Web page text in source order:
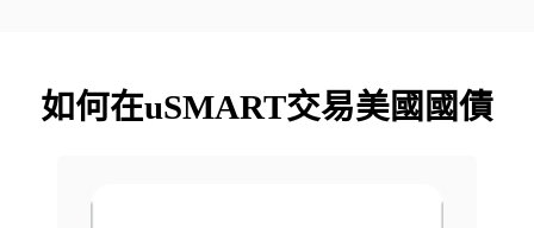
如何在uSMART交易美國國債